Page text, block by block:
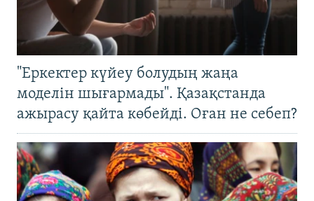
"Еркектер күйеу болудың жаңа
моделін шығармады". Қазақстанда
ажырасу қайта көбейді. Оған не себеп?